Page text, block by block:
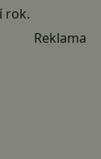
rok.
Reklama